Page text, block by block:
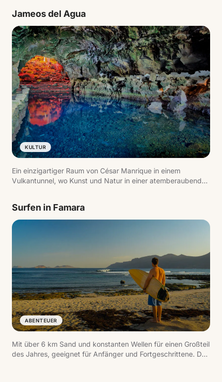
Ruhiges Wasser, ideal zum Schnorcheln.
Jameos del Agua
KULTUR
Ein einzigartiger Raum von César Manrique in einem
Vulkantunnel, wo Kunst und Natur in einer atemberaubenden
endemische Art.
Surfen in Famara
ABENTEUER
Mit über 6 km Sand und konstanten Wellen für einen Großteil
des Jahres, geeignet für Anfänger und Fortgeschrittene. Der